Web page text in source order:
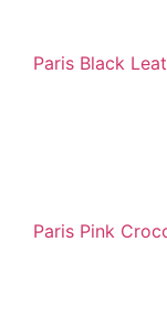
Paris Black
Paris Pink